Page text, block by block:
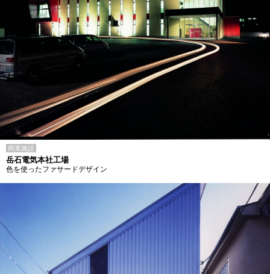
商業施設
岳石電気本社工場
色を使ったファサードデザイン